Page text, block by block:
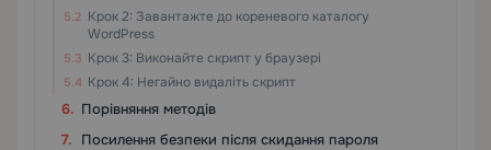
Крок 2: Завантажте до кореневого каталогу
WordPress
Крок 3: Виконайте скрипт у браузері
Крок 4: Негайно видаліть скрипт
Порівняння методів
Посилення безпеки після скидання пароля